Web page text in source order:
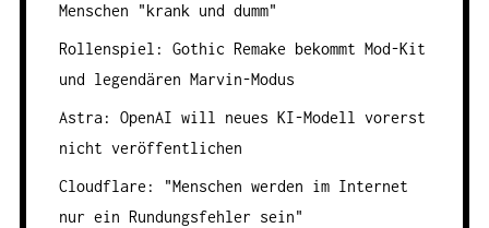
Menschen "krank und dumm"
Rollenspiel: Gothic Remake bekommt Mod-Kit
und legendären Marvin-Modus
Astra: OpenAI will neues KI-Modell vorerst
nicht veröffentlichen
Cloudflare: "Menschen werden im Internet
nur ein Rundungsfehler sein"